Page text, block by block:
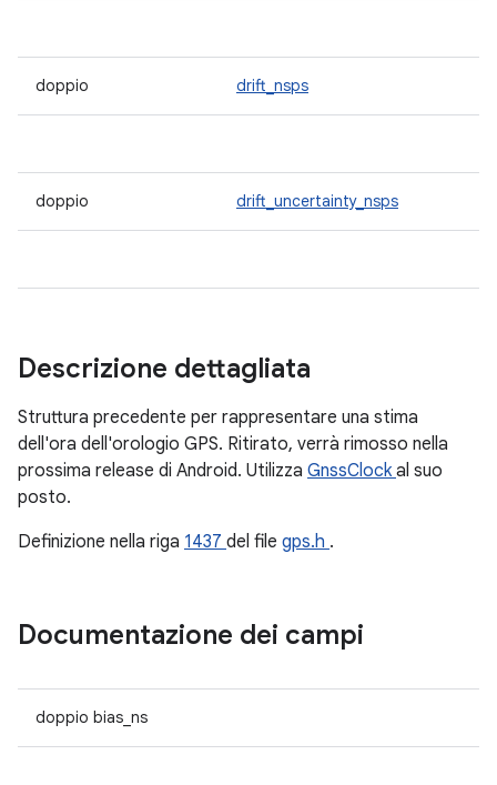
doppio drift_nsps
doppio drift_uncertainty_nsps
Descrizione dettagliata
Struttura precedente per rappresentare una stima
dell'ora dell'orologio GPS. Ritirato, verrà rimosso nella
prossima release di Android. Utilizza GnssClockal suo
posto.
Definizione nella riga 1437 del file gps.h .
Documentazione dei campi
doppio bias_ns